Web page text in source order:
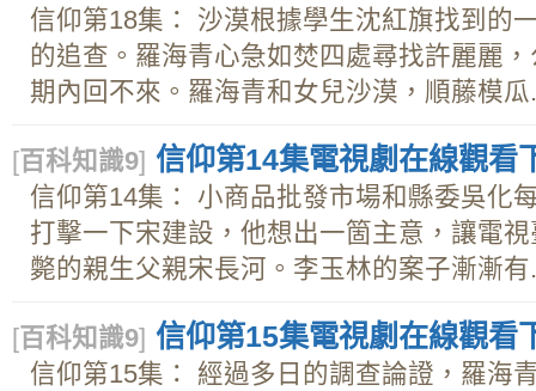
信仰第18集： 沙漠根據學生沈紅旗找到的
的追查。羅海青心急如焚四處尋找許麗麗
期內回不來。羅海青和女兒沙漠，順藤模瓜
[百科知識9] 信仰第14集電視劇在線觀看
信仰第14集： 小商品批發市場和縣委吳化
打擊一下宋建設，他想出一箇主意，讓電
斃的親生父親宋長河。李玉林的案子漸漸有
[百科知識9] 信仰第15集電視劇在線觀看
信仰第15集： 經過多日的調查論證，羅海